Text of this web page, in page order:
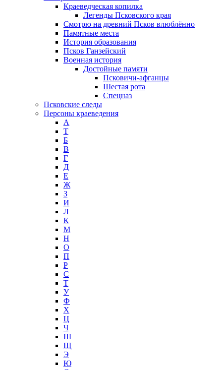
Краеведческая копилка
Легенды Псковского края
Смотрю на древний Псков влюблённо
Памятные места
История образования
Псков Ганзейский
Военная история
Достойные памяти
Псковичи-афганцы
Шестая рота
Спецназ
Псковские следы
Персоны краеведения
А
T
Б
В
Г
Д
Е
Ж
З
И
Л
К
М
Н
О
П
Р
С
Т
У
Ф
Х
Ц
Ч
Ш
Щ
Э
Ю